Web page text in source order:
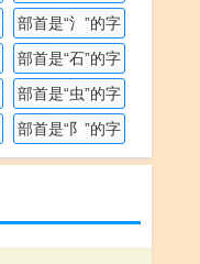
部首是“氵”的字
部首是“石”的字
部首是“虫”的字
部首是“阝”的字